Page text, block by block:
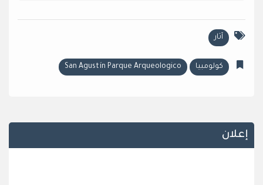
آثار
كولومبيا San Agustín Parque Arqueologico
إعلان